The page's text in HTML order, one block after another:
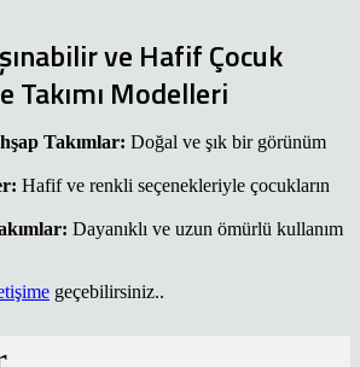
ve Hafif Çocuk
Takımı Modelleri
Takımlar: Doğal ve şık bir görünüm
Hafif ve renkli seçenekleriyle çocukların
Dayanıklı ve uzun ömürlü kullanım
geçebilirsiniz..